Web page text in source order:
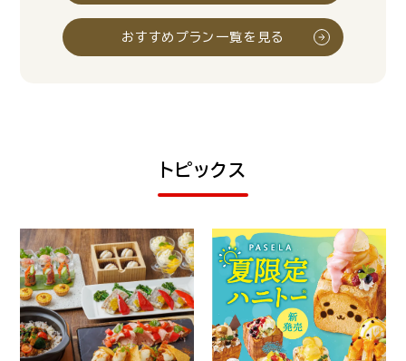
おすすめプラン一覧を見る
トピックス